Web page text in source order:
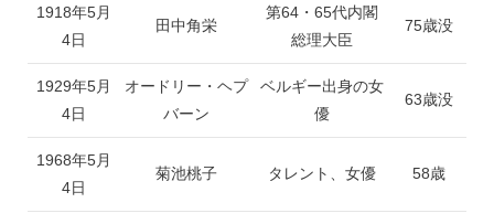
1918年5月
4日
田中角栄
第64・65代内閣
総理大臣
75歳没
1929年5月
4日
オードリー・ヘプ
バーン
ベルギー出身の女
優
63歳没
1968年5月
4日
菊池桃子 タレント、女優 58歳